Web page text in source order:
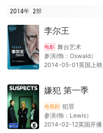
2014年 2部
李尔王
电影 舞台艺术
参演(饰：Oswald）
2014-05-01英国上映
嫌犯 第一季
电视剧 犯罪
参演(饰：Lewis）
2014-02-12英国开播